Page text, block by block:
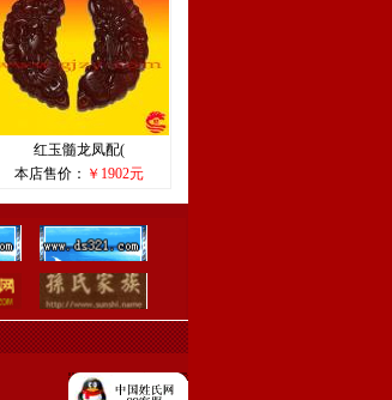
红玉髓龙凤配(
本店售价： ￥1902元